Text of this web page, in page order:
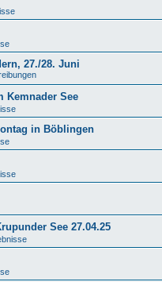
27./28. Juni
Kemnader See
in Böblingen
See 27.04.25